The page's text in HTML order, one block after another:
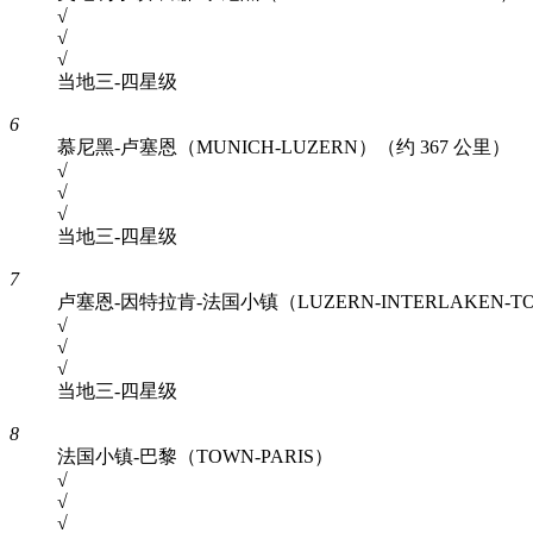
√
√
√
当地三-四星级
6
慕尼黑-卢塞恩（MUNICH-LUZERN）（约 367 公里）
√
√
√
当地三-四星级
7
卢塞恩-因特拉肯-法国小镇（LUZERN-INTERLAKEN-
√
√
√
当地三-四星级
8
法国小镇-巴黎（TOWN-PARIS）
√
√
√